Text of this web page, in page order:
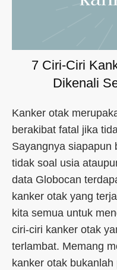
7 Ciri-Ciri
Dikenali
Kanker otak
berakibat fatal jika
Sayangnya siapapun
tidak soal usia
data Globocan
kanker otak yang
kita semua untuk
ciri-ciri kanker otak
terlambat. Memang
kanker otak